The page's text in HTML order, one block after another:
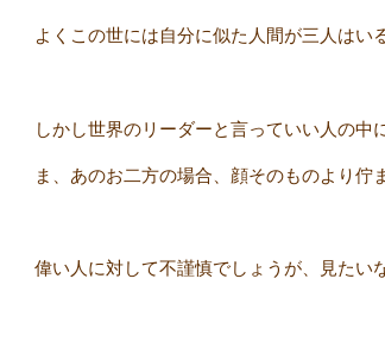
よくこの世には自分に似た人間が三人はい
しかし世界のリーダーと言っていい人の中
ま、あのお二方の場合、顔そのものより佇
偉い人に対して不謹慎でしょうが、見た